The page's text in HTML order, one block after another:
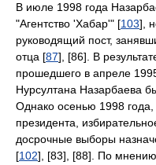
В июле 1998 года
"Агентство 'Хабар'" [103],
руководящий пост,
отца [87], [86]. В
прошедшего в апреле
Нурсултана Назарбаева
Однако осенью 1998 года,
президента,
досрочные выборы
[102], [83], [88]. По мнению